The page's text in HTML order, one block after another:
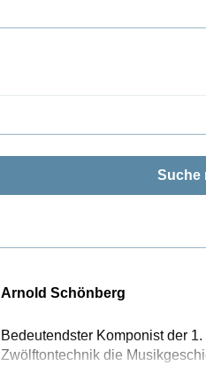
erstmals in einer
an die Geschichte
Zusätzlich schildert
Autograph kurz vor
restauriert wurde. In
pazifisches Blau
kompositorisches
Suche
Arnold Schönberg
Bedeutendster Komponist der
Zwölftontechnik die